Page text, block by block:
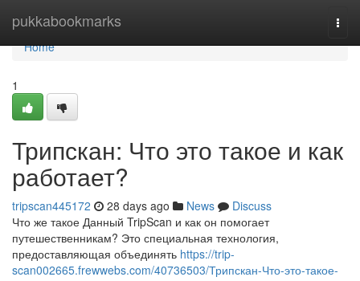
pukkabookmarks
Home
Home
1
Трипскан: Что это такое и как
работает?
tripscan445172 28 days ago News
Discuss
Что же такое Данный TripScan и как он помогает
путешественникам? Это специальная технология,
предоставляющая объединять https://trip-
scan002665.frewwebs.com/40736503/Трипскан-Что-это-такое-